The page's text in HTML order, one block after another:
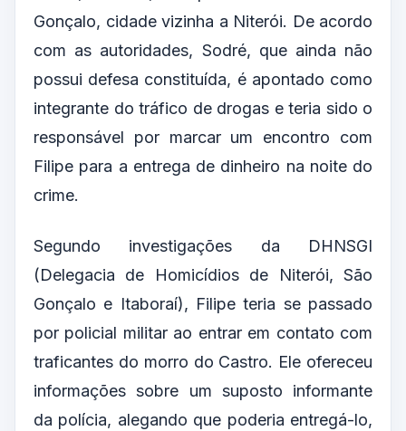
Gonçalo, cidade vizinha a Niterói. De acordo
com as autoridades, Sodré, que ainda não
possui defesa constituída, é apontado como
integrante do tráfico de drogas e teria sido o
responsável por marcar um encontro com
Filipe para a entrega de dinheiro na noite do
crime.
Segundo investigações da DHNSGI
(Delegacia de Homicídios de Niterói, São
Gonçalo e Itaboraí), Filipe teria se passado
por policial militar ao entrar em contato com
traficantes do morro do Castro. Ele ofereceu
informações sobre um suposto informante
da polícia, alegando que poderia entregá-lo,